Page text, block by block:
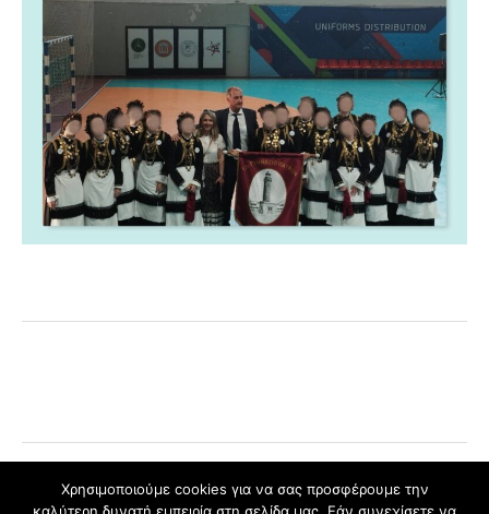
Χρησιμοποιούμε cookies για να σας προσφέρουμε την